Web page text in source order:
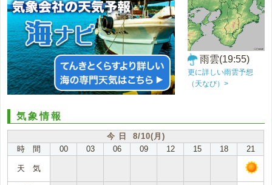
雨雲(19:55)
更に詳しい雨雲予想
（天なび）>
気象情報
今 日 8/10(月)
時 間
00 03 06 09 12 15 18 21
天 気